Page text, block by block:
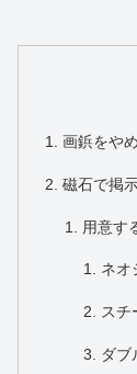
画鋲をや
磁石で掲
用意す
ネオ
スチ
ダブ